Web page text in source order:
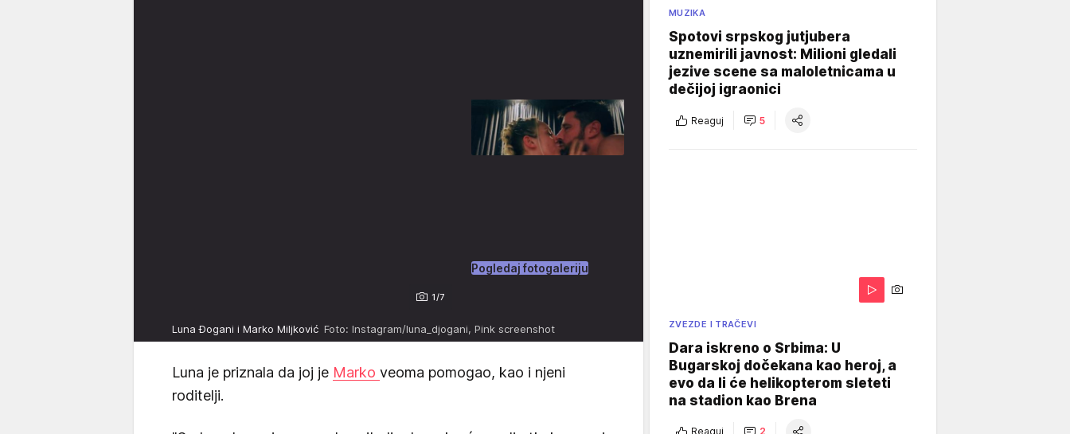
1/7
Pogledaj fotogaleriju
Luna Đogani i Marko Miljković Foto: Instagram/luna_djogani, Pink screenshot
Luna je priznala da joj je Marko veoma pomogao, kao i njeni
roditelji.
MUZIKA
Spotovi srpskog jutjubera
uznemirili javnost: Milioni gledali
jezive scene sa maloletnicama u
dečijoj igraonici
Reaguj 5
ZVEZDE I TRAČEVI
Dara iskreno o Srbima: U
Bugarskoj dočekana kao heroj, a
evo da li će helikopterom sleteti
na stadion kao Brena
Reaguj 2